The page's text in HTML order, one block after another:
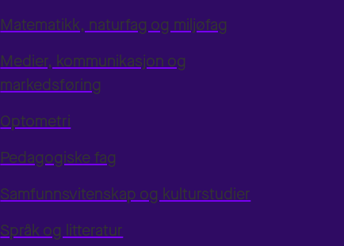
Matematikk, naturfag og miljøfag
Medier, kommunikasjon og
markedsføring
Optometri
Pedagogiske fag
Samfunnsvitenskap og kulturstudier
Språk og litteratur